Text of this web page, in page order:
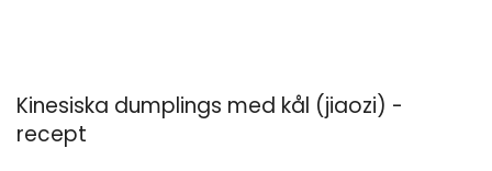
Kinesiska dumplings med kål (jiaozi) -
recept